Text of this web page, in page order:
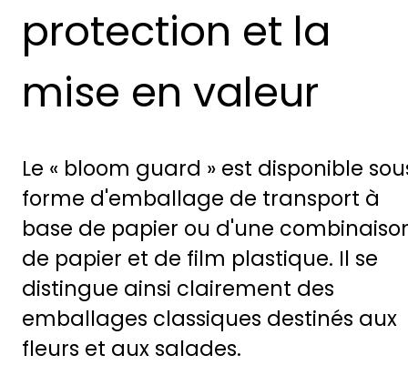
protection et la
mise en valeur
Le « bloom guard » est disponible
forme d'emballage de transport à
base de papier ou d'une
de papier et de film plastique. Il se
distingue ainsi clairement des
emballages classiques destinés aux
fleurs et aux salades.